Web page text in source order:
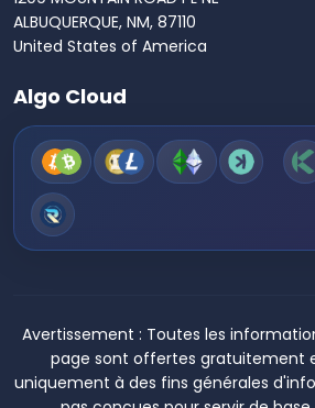
ALBUQUERQUE, NM, 87110
United States of America
Algo Cloud
Avertissement : Toutes les
page sont offertes gratuitement
uniquement à des fins générales